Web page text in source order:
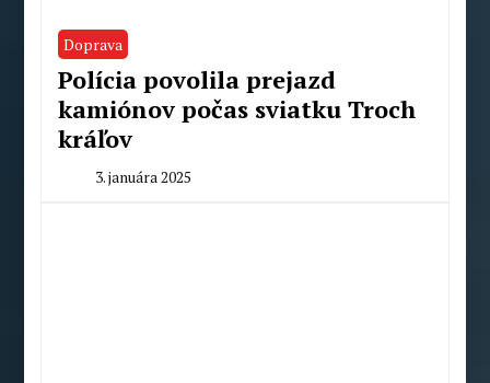
Doprava
Polícia povolila prejazd
kamiónov počas sviatku Troch
kráľov
3. januára 2025